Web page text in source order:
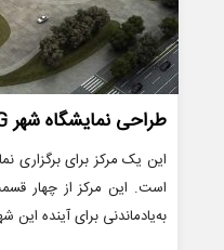
طراحی نمایشگاه شهر OTOG به شکل عقاب
است. این مرکز از چهار
به‌یادماندنی برای آینده